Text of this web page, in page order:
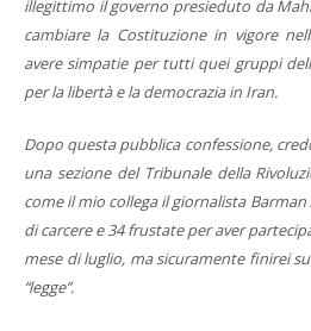
illegittimo il governo presieduto da
cambiare la Costituzione in vigore
avere simpatie per tutti quei gruppi
per la libertà e la democrazia in Iran.
Dopo questa pubblica confessione,
una sezione del Tribunale della
come il mio collega il giornalista Barman
di carcere e 34 frustate per aver
mese di luglio, ma sicuramente finirei
“legge”.